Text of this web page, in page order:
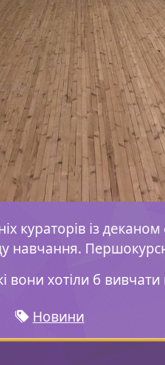
кураторів із
навчання.
хотіли б вивчати
Новини